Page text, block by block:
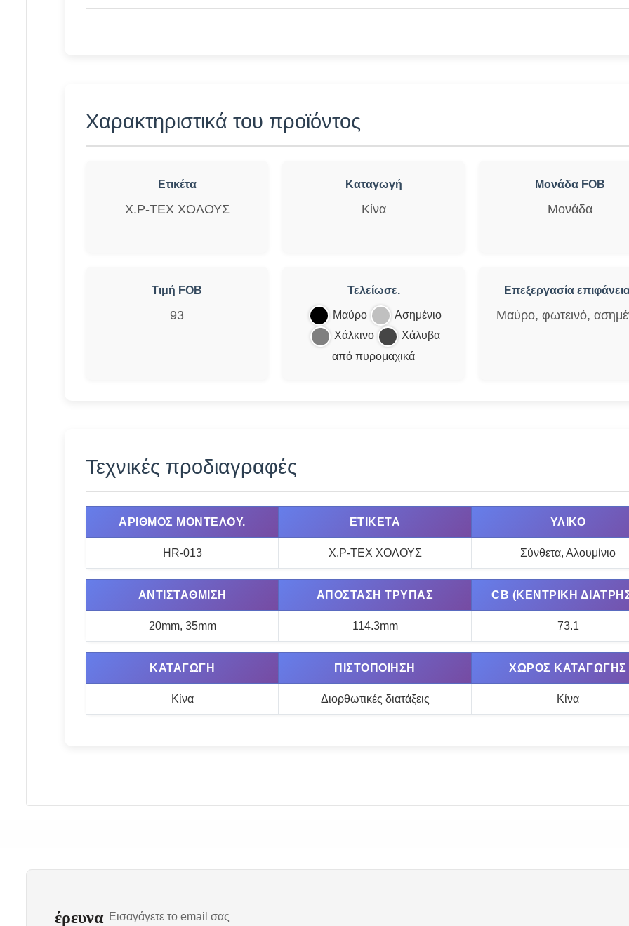
Χαρακτηριστικά του προϊόντος
Ετικέτα
Χ.Ρ-ΤΕΧ ΧΟΛΟΥΣ
Καταγωγή
Κίνα
Μονάδα FOB
Μονάδα
Τιμή FOB
93
Τελείωσε.
Μαύρο
Ασημένιο
Χάλκινο
Χάλυβα
από πυρομαχικά
Επεξεργασία
Μαύρο, φωτεινό,
Τεχνικές προδιαγραφές
ΑΡΙΘΜΌΣ ΜΟΝΤΈΛΟΥ. ΕΤΙΚΈΤΑ ΥΛΙΚΌ
HR-013 Χ.Ρ-ΤΕΧ ΧΟΛΟΥΣ Σύνθετα, Αλουμίνιο
ΑΝΤΙΣΤΆΘΜΙΣΗ ΑΠΌΣΤΑΣΗ ΤΡΎΠΑΣ CB (ΚΕΝΤΡΙΚΉ
20mm, 35mm 114.3mm 73.1
ΚΑΤΑΓΩΓΉ ΠΙΣΤΟΠΟΊΗΣΗ ΧΏΡΟΣ ΚΑΤΑΓΩΓΉΣ
Κίνα Διορθωτικές διατάξεις Κίνα
έρευνα